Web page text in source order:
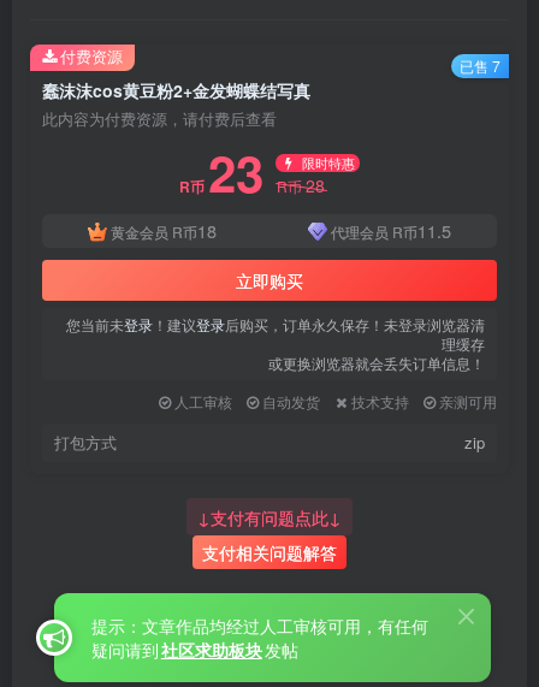
蠢沫沫cos黄豆粉2+金发蝴蝶结写真
此内容为付费资源，请付费后查看
R币 23 限时特惠
R币28
黄金会员 R币18 代理会员 R币11.5
立即购买
您当前未登录 ！建议登录后购买，订单永久保存！未登录浏览器清
理缓存
或更换浏览器就会丢失订单信息！
人工审核
自动发货 技术支持 亲测可用
打包方式 zip
付费资源 已售 7
↓支付有问题点此↓
支付相关问题解答
提示：文章作品均经过人工审核可用，有任何
疑问请到社区求助板块发帖